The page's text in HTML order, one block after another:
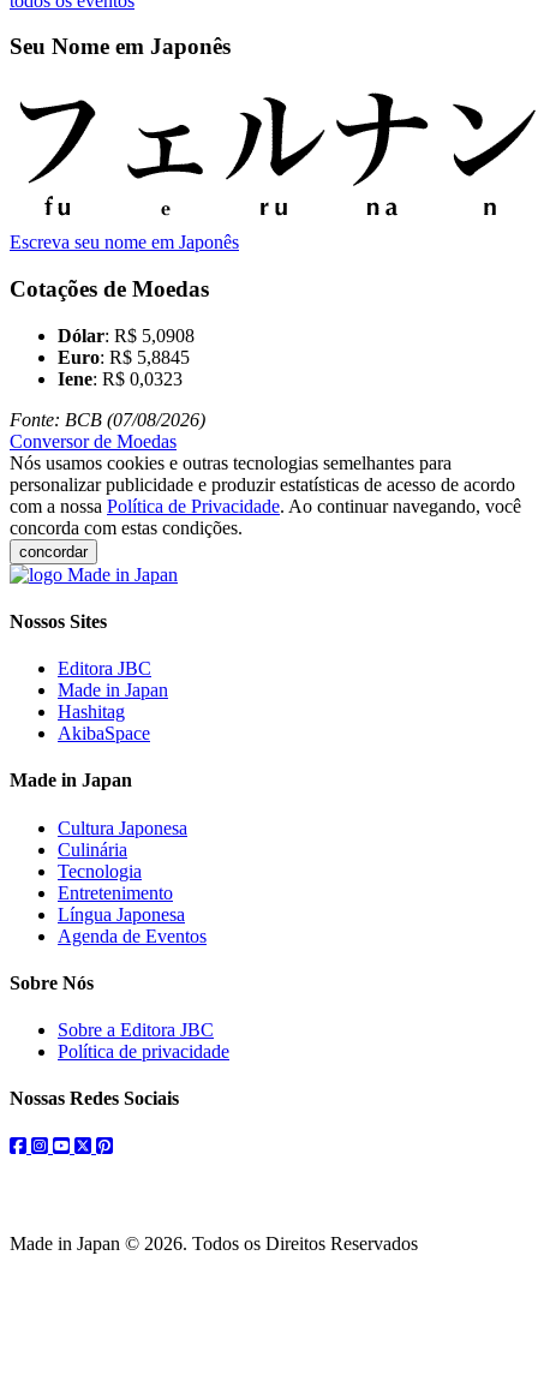
Seu Nome em Japonês
Escreva seu nome em Japonês
Cotações de Moedas
Dólar: R$ 5,0908
Euro: R$ 5,8845
Iene: R$ 0,0323
Fonte: BCB (07/08/2026)
Conversor de Moedas
Nós usamos cookies e outras tecnologias semelhantes para
personalizar publicidade e produzir estatísticas de acesso de acordo
com a nossa Política de Privacidade. Ao continuar navegando, você
concorda com estas condições.
concordar
Nossos Sites
Editora JBC
Made in Japan
Hashitag
AkibaSpace
Made in Japan
Cultura Japonesa
Culinária
Tecnologia
Entretenimento
Língua Japonesa
Agenda de Eventos
Sobre Nós
Sobre a Editora JBC
Política de privacidade
Nossas Redes Sociais
facebook
instagram
youtube
twitterpinterest
Made in Japan © 2026. Todos os Direitos Reservados